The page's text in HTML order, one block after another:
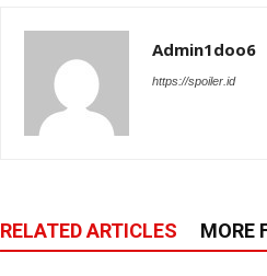
Admin1doo6
https://spoiler.id
RELATED ARTICLES MORE